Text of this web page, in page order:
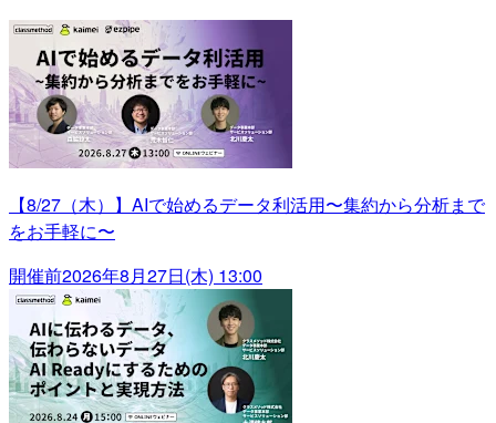
【8/27（木）】AIで始めるデータ利活用〜集約から分析まで
をお手軽に〜
開催前2026年8月27日(木) 13:00